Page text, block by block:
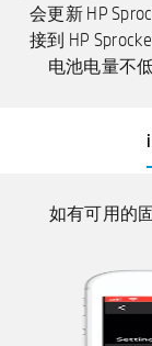
会更新 HP
接到 HP
电池电量不
如有可用的